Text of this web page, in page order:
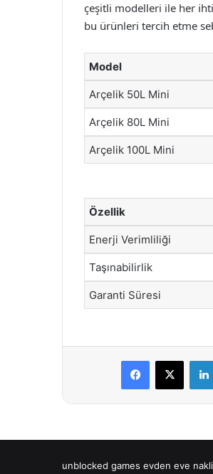
çeşitli modelleri ile her
bu ürünleri tercih etme
Model
Arçelik 50L Mini
Arçelik 80L Mini
Arçelik 100L Mini
Özellik
Enerji Verimliliği
Taşınabilirlik
Garanti Süresi
Facebook
X
unblocked games evden eve